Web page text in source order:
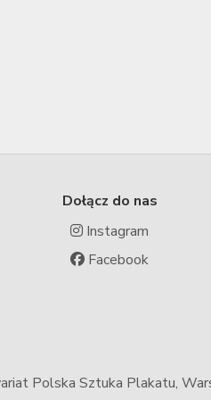
Dołącz do nas
Instagram
Facebook
Polska Sztuka Plakatu,